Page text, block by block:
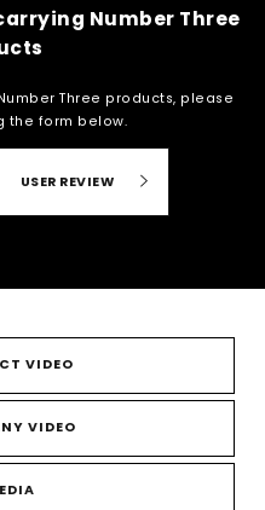
Number Three
Three products, please
the form below.
USER REVIEW
VIDEO
VIDEO